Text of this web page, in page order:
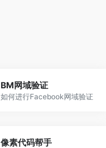
BM网域验证
如何进行Facebook网域验证
像素代码帮手